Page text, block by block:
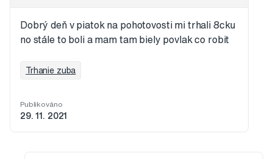
Dobrý deň v piatok na pohotovosti mi trhali 8cku
no stále to boli a mam tam biely povlak co robit
Trhanie zuba
Publikováno
29. 11. 2021